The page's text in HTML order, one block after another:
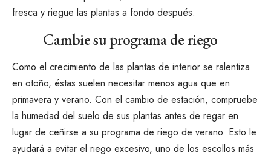
fresca y riegue las plantas a fondo después.
Cambie su programa de riego
Como el crecimiento de las plantas de interior se ralentiza
en otoño, éstas suelen necesitar menos agua que en
primavera y verano. Con el cambio de estación, compruebe
la humedad del suelo de sus plantas antes de regar en
lugar de ceñirse a su programa de riego de verano. Esto le
ayudará a evitar el riego excesivo, uno de los escollos más